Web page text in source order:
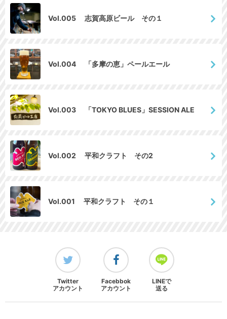
Vol.005 志賀高原ビール その１
Vol.004 「多摩の恵」ペールエール
Vol.003 「TOKYO BLUES」SESSION ALE
Vol.002 平和クラフト その2
Vol.001 平和クラフト その１
Twitter
アカウント
Facebbok
アカウント
LINEで
送る